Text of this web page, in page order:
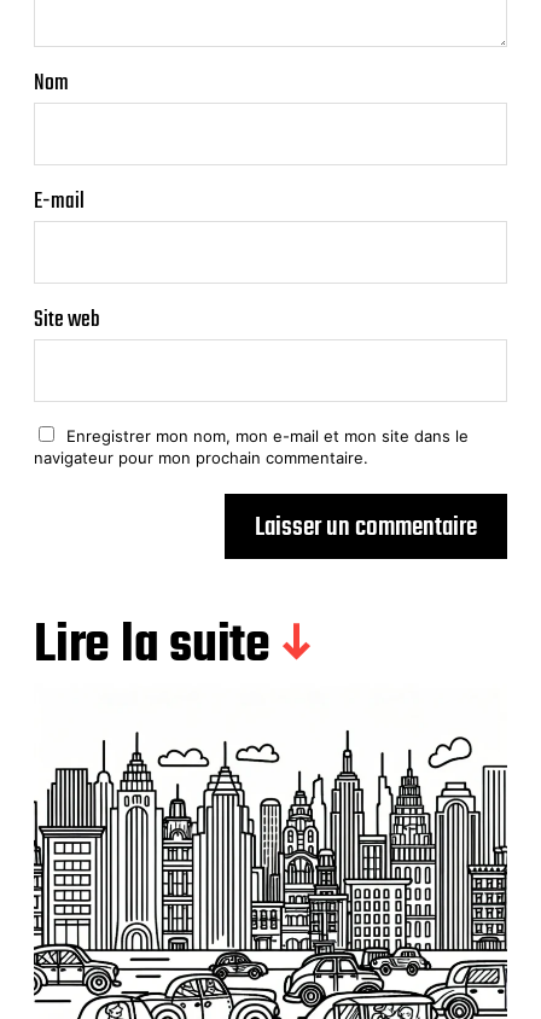
Nom
E-mail
Site web
Enregistrer mon nom, mon e-mail et mon site dans le
navigateur pour mon prochain commentaire.
Lire la suite